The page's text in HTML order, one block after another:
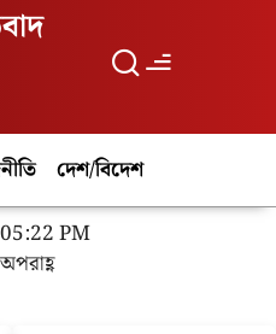
দেশ/বিদেশ
PM